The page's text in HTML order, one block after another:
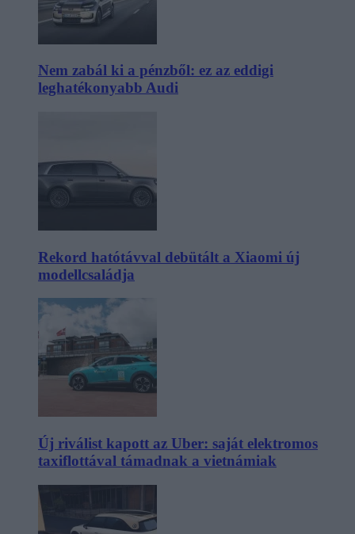
Nem zabál ki a pénzből: ez az eddigi
leghatékonyabb Audi
Rekord hatótávval debütált a Xiaomi új
modellcsaládja
Új riválist kapott az Uber: saját elektromos
taxiflottával támadnak a vietnámiak